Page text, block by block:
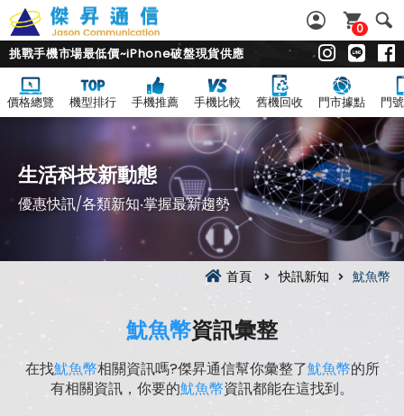
0
挑戰手機市場最低價~iPhone破盤現貨供應
價格總覽 機型排行 手機推薦 手機比較 舊機回收 門市據點 門
生活科技新動態
優惠快訊/各類新知‧掌握最新趨勢
首頁 快訊新知 魷魚幣
魷魚幣資訊彙整
在找魷魚幣相關資訊嗎?傑昇通信幫你彙整了魷魚幣的所
有相關資訊，你要的魷魚幣資訊都能在這找到。